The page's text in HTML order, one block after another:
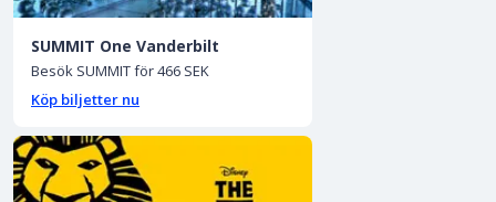
SUMMIT One Vanderbilt
Besök SUMMIT för 466 SEK
Köp biljetter nu